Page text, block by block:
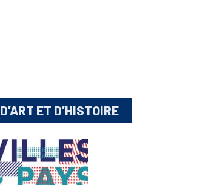
D’ART ET D’HISTOIRE